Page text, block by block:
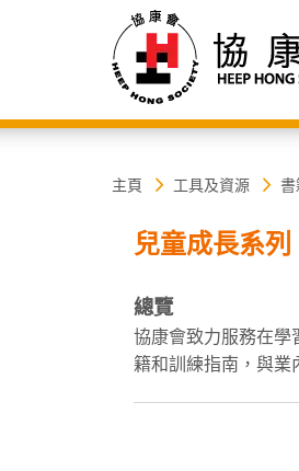
主頁 工具及資源 書
兒童成長系列
總覽
協康會致力服務在學
籍和訓練指南，與業